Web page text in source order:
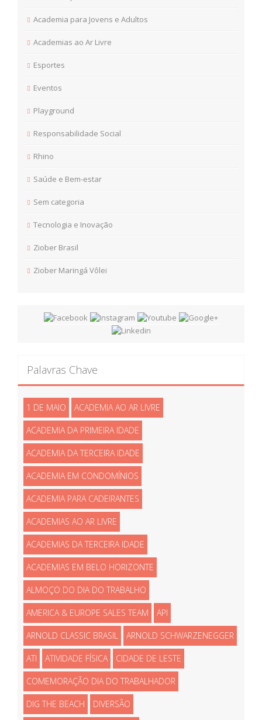
Academia para Jovens e Adultos
Academias ao Ar Livre
Esportes
Eventos
Playground
Responsabilidade Social
Rhino
Saúde e Bem-estar
Sem categoria
Tecnologia e Inovação
Ziober Brasil
Ziober Maringá Vôlei
Palavras Chave
1 DE MAIO ACADEMIA AO AR LIVRE
ACADEMIA DA PRIMEIRA IDADE
ACADEMIA DA TERCEIRA IDADE
ACADEMIA EM CONDOMÍNIOS
ACADEMIA PARA CADEIRANTES
ACADEMIAS AO AR LIVRE
ACADEMIAS DA TERCEIRA IDADE
ACADEMIAS EM BELO HORIZONTE
ALMOÇO DO DIA DO TRABALHO
AMERICA & EUROPE SALES TEAM API
ARNOLD CLASSIC BRASIL ARNOLD SCHWARZENEGGER
ATI ATIVIDADE FÍSICA CIDADE DE LESTE
COMEMORAÇÃO DIA DO TRABALHADOR
DIG THE BEACH DIVERSÃO